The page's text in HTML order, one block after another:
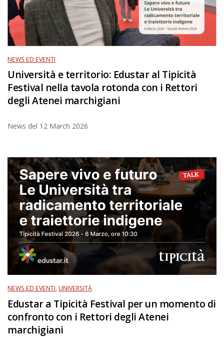
NEWS ED EVENTI
Università e territorio: Edustar al Tipicità
Festival nella tavola rotonda con i Rettori
degli Atenei marchigiani
News del 12 March 2026
NEWS ED EVENTI,UNIVERSITÀ
Edustar a Tipicità Festival per un momento di
confronto con i Rettori degli Atenei
marchigiani